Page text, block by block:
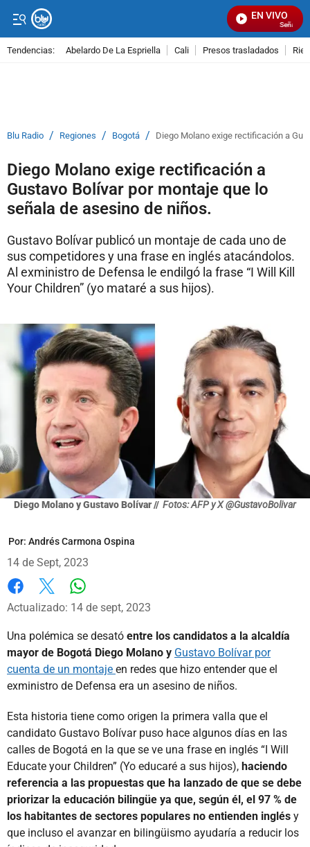
EN VIVO
Señal
Tendencias: Abelardo De La Espriella Cali Presos trasladados
Blu Radio / Regiones / Bogotá / Diego Molano exige rectificación a
Diego Molano exige rectificación a
Gustavo Bolívar por montaje que lo
señala de asesino de niños.
Gustavo Bolívar publicó un montaje de cada uno de
sus competidores y una frase en inglés atacándolos.
Al exministro de Defensa le endilgó la frase “I Will Kill
Your Children” (yo mataré a sus hijos).
Diego Molano y Gustavo Bolívar // Fotos: AFP y X @GustavoBolivar
Por: Andrés Carmona Ospina
14 de Sept, 2023
Facebook
X
Actualizado: 14 de sept, 2023
Una polémica se desató entre los candidatos a la alcaldía
mayor de Bogotá Diego Molano y Gustavo Bolívar por
cuenta de un montaje en redes que hizo entender que el
exministro de Defensa era un asesino de niños.
Esta historia tiene como origen la primera valla que el
candidato Gustavo Bolívar puso hace algunos días en las
calles de Bogotá en la que se ve una frase en inglés “I Will
Educate your Children” (Yo educaré a sus hijos), haciendo
referencia a las propuestas que ha lanzado de que se debe
priorizar la educación bilingüe ya que, según él, el 97 % de
los habitantes de sectores populares no entienden inglés y
que incluso el avanzar en bilingüismo ayudaría a reducir los